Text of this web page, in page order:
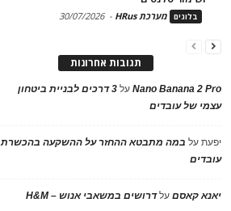
בלוגים מערכת HRus -
30/07/2026
תגובות אחרונות
Nano Banana 2 Proעל
3 דרכים לבניית ביטחון
עצמי של עובדים
יפעתעל במה מתבטא ההחזר על ההשקעה בהכשרת
עובדים
יאנא קאסםעלדרושים במשאבי אנוש – H&M